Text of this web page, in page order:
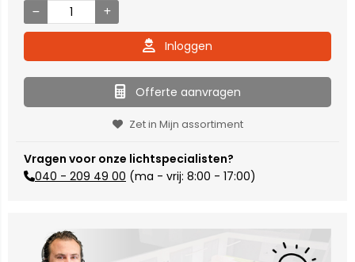
Inloggen
Offerte aanvragen
Zet in Mijn assortiment
Vragen voor onze lichtspecialisten?
040 - 209 49 00 (ma - vrij: 8:00 - 17:00)